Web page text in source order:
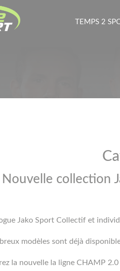
TEMPS 2
Nouvelle collection
Jako Sport Collectif et
modèles sont déjà
la nouvelle la ligne CHAMP